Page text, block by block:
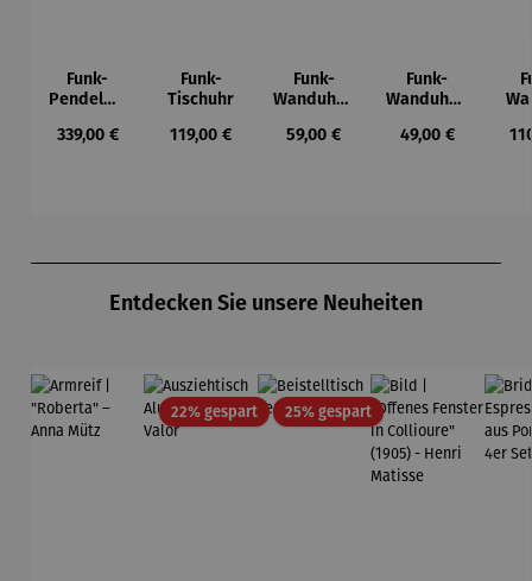
Funk-
Pendelwa
Schwarz
Regulärer Preis:
339,00 €
Funk-
Tischuhr
Regulärer Preis:
119,00 €
Funk-
Wanduhr |
s
Regulärer Preis:
59,00 €
Funk-
Wanduhr |
Regulärer Preis:
49,00 €
Entdecken Sie unsere Neuheiten
22% gespartRabatt25% gespartRabatt